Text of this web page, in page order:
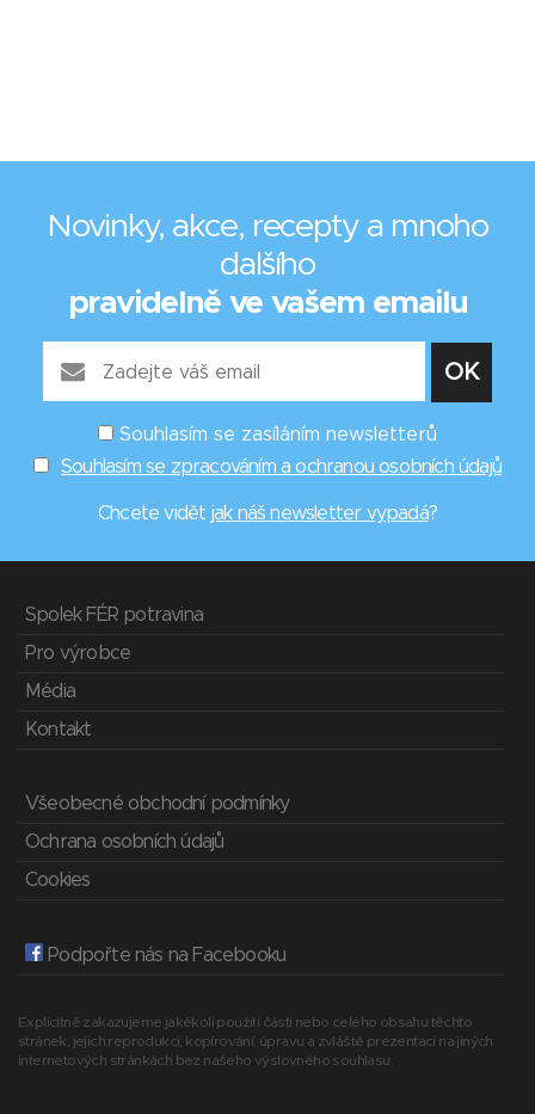
Novinky, akce, recepty a mnoho
dalšího
pravidelně ve vašem emailu
Souhlasím se zasíláním newsletterů
Souhlasím se zpracováním a ochranou osobních údajů
Chcete vidět jak náš newsletter vypadá?
Spolek FÉR potravina
Pro výrobce
Média
Kontakt
Všeobecné obchodní podmínky
Ochrana osobních údajů
Cookies
Podpořte nás na Facebooku
Explicitně zakazujeme jakékoli použití části nebo celého obsahu těchto
stránek, jejich reprodukci, kopírování, úpravu a zvláště prezentaci na jiných
internetových stránkách bez našeho výslovného souhlasu.